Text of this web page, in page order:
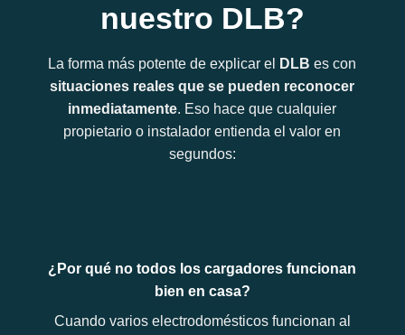
nuestro DLB?
La forma más potente de explicar el DLB es con
situaciones reales que se pueden reconocer
inmediatamente. Eso hace que cualquier
propietario o instalador entienda el valor en
segundos:
¿Por qué no todos los cargadores funcionan
bien en casa?
Cuando varios electrodomésticos funcionan al